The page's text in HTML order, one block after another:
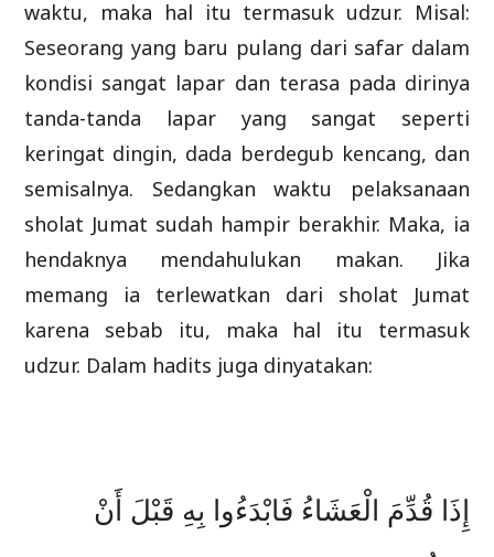
waktu, maka hal itu termasuk udzur. Misal:
Seseorang yang baru pulang dari safar dalam
kondisi sangat lapar dan terasa pada dirinya
tanda-tanda lapar yang sangat seperti
keringat dingin, dada berdegub kencang, dan
semisalnya. Sedangkan waktu pelaksanaan
sholat Jumat sudah hampir berakhir. Maka, ia
hendaknya mendahulukan makan. Jika
memang ia terlewatkan dari sholat Jumat
karena sebab itu, maka hal itu termasuk
udzur. Dalam hadits juga dinyatakan:
إِذَا قُدِّمَ الْعَشَاءُ فَابْدَءُوا بِهِ قَبْلَ أَنْ